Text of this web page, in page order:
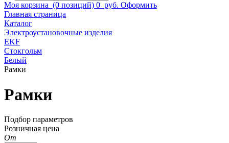
Моя корзина (0 позиций) 0 руб. Оформить
Главная страница
Каталог
Электроустановочные изделия
EKF
Стокгольм
Белый
Рамки
Рамки
Подбор параметров
Розничная цена
От